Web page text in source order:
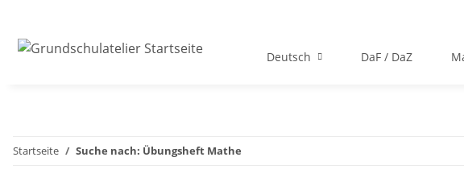
Deutsch DaF / DaZ
Startseite Suche nach: Übungsheft Mathe